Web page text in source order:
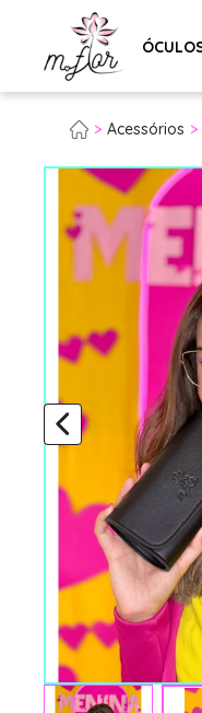
Acessórios